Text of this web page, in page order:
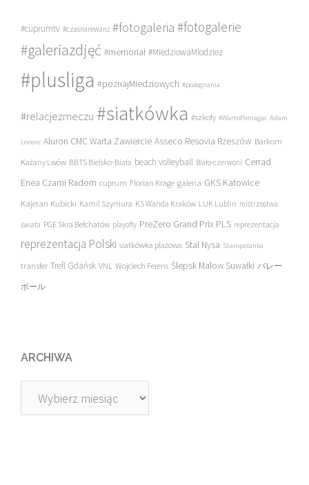
#cuprumtv #czasnarewanż #fotogaleria #fotogalerie
#galeriazdjęć #memoriał #MiedziowaMlodziez
#plusliga #poznajMiedziowych #pożegnania
#relacjezmeczu #siatkówka #szkoły #WartoPomagac Adam
Lorenc Aluron CMC Warta Zawiercie Asseco Resovia Rzeszów Barkom
Każany Lwów BBTS Bielsko-Biała beach volleyball Biało-czerwoni Cerrad
Enea Czarni Radom cuprum Florian Krage galeria GKS Katowice
Kajetan Kubicki Kamil Szymura KS Wanda Kraków LUK Lublin mistrzostwa
świata PGE Skra Bełchatów playoffy PreZero Grand Prix PLS reprezentacja
reprezentacja Polski siatkówka plażowa Stal Nysa Staropolanka
transfer Trefl Gdańsk VNL Wojciech Ferens Ślepsk Malow Suwałki バレー
ボール
ARCHIWA
Archiwa